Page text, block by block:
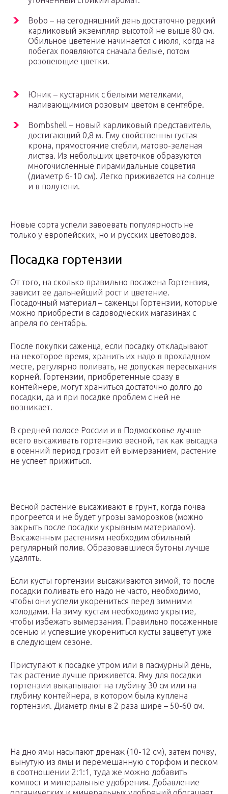
Bobo – на сегодняшний день достаточно редкий
карликовый экземпляр высотой не выше 80 см.
Обильное цветение начинается с июля, когда на
побегах появляются сначала белые, потом
розовеющие цветки.
Юник – кустарник с белыми метелками,
наливающимися розовым цветом в сентябре.
Bombshell – новый карликовый представитель,
достигающий 0,8 м. Ему свойственны густая
крона, прямостоячие стебли, матово-зеленая
листва. Из небольших цветочков образуются
многочисленные пирамидальные соцветия
(диаметр 6-10 см). Легко приживается на солнце
и в полутени.
Новые сорта успели завоевать популярность не
только у европейских, но и русских цветоводов.
Посадка гортензии
От того, на сколько правильно посажена Гортензия,
зависит ее дальнейший рост и цветение.
Посадочный материал – саженцы Гортензии, которые
можно приобрести в садоводческих магазинах с
апреля по сентябрь.
После покупки саженца, если посадку откладывают
на некоторое время, хранить их надо в прохладном
месте, регулярно поливать, не допуская пересыхания
корней. Гортензии, приобретенные сразу в
контейнере, могут храниться достаточно долго до
посадки, да и при посадке проблем с ней не
возникает.
В средней полосе России и в Подмосковье лучше
всего высаживать гортензию весной, так как высадка
в осенний период грозит ей вымерзанием, растение
не успеет прижиться.
Весной растение высаживают в грунт, когда почва
прогреется и не будет угрозы заморозков (можно
закрыть после посадки укрывным материалом).
Высаженным растениям необходим обильный
регулярный полив. Образовавшиеся бутоны лучше
удалять.
Если кусты гортензии высаживаются зимой, то после
посадки поливать его надо не часто, необходимо,
чтобы они успели укорениться перед зимними
холодами. На зиму кустам необходимо укрытие,
чтобы избежать вымерзания. Правильно посаженные
осенью и успевшие укорениться кусты зацветут уже
в следующем сезоне.
Приступают к посадке утром или в пасмурный день,
так растение лучше приживется. Яму для посадки
гортензии выкапывают на глубину 30 см или на
глубину контейнера, в котором была куплена
гортензия. Диаметр ямы в 2 раза шире – 50-60 см.
На дно ямы насыпают дренаж (10-12 см), затем почву,
вынутую из ямы и перемешанную с торфом и песком
в соотношении 2:1:1, туда же можно добавить
компост и минеральные удобрения. Добавление